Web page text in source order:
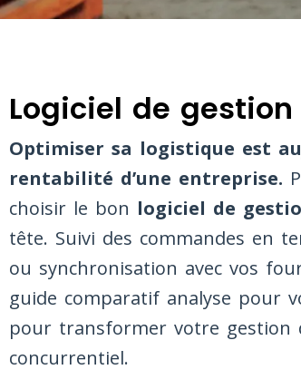
Logiciel de
Optimiser sa logistique est
rentabilité d’une entreprise.
choisir le bon logiciel de
tête. Suivi des commandes en
ou synchronisation avec vos
guide comparatif analyse pour
pour transformer votre gestion
concurrentiel.